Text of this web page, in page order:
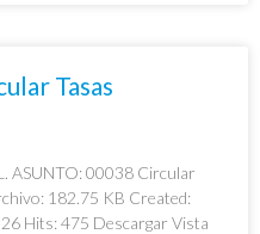
Tasas
ASUNTO: 00038 Circular
182.75 KB Created:
Hits: 475 Descargar Vista